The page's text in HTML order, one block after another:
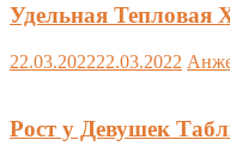
Удельная Тепловая
22.03.202222.03.2022
Рост у Девушек